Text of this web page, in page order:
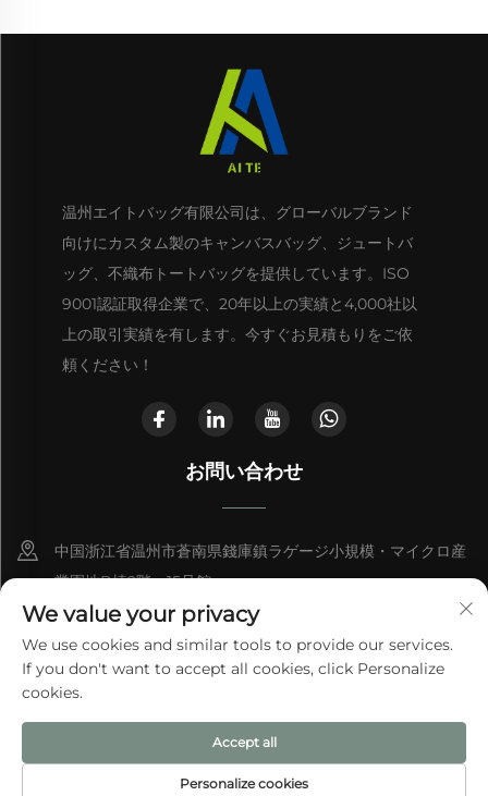
温州エイトバッグ有限公司は、グローバルブランド
向けにカスタム製のキャンバスバッグ、ジュートバ
ッグ、不織布トートバッグを提供しています。ISO
9001認証取得企業で、20年以上の実績と4,000社以
上の取引実績を有します。今すぐお見積もりをご依
頼ください！
お問い合わせ
中国浙江省温州市蒼南県錢庫鎮ラゲージ小規模・マイクロ産
業園地B棟2階、15号館
+86-13868363329
[email protected]
We value your privacy
We use cookies and similar tools to provide our services.
If you don't want to accept all cookies, click Personalize
cookies.
Personalize cookies
Accept all